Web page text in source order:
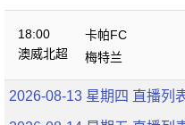
18:00
澳威北超
卡帕FC
梅特兰
2026-08-13 星期四 直播列